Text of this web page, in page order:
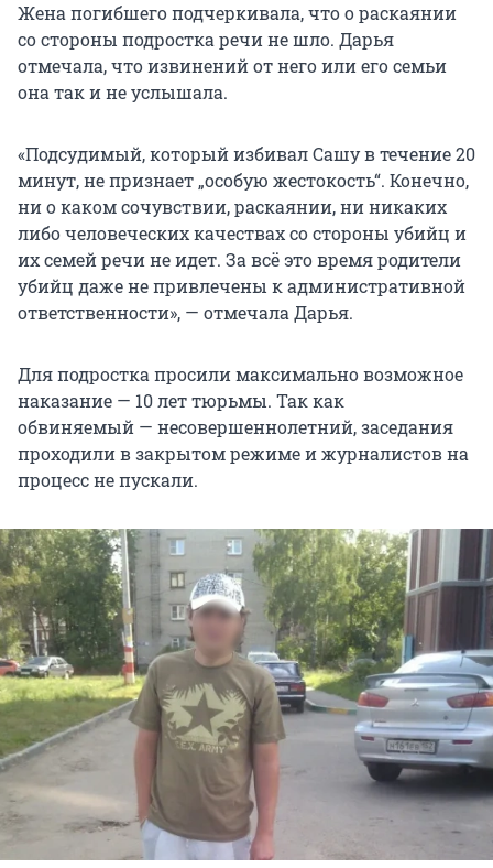
Жена погибшего подчеркивала, что о раскаянии
со стороны подростка речи не шло. Дарья
отмечала, что извинений от него или его семьи
она так и не услышала.
«Подсудимый, который избивал Сашу в течение 20
минут, не признает „особую жестокость“. Конечно,
ни о каком сочувствии, раскаянии, ни никаких
либо человеческих качествах со стороны убийц и
их семей речи не идет. За всё это время родители
убийц даже не привлечены к административной
ответственности», — отмечала Дарья.
Для подростка просили максимально возможное
наказание — 10 лет тюрьмы. Так как
обвиняемый — несовершеннолетний, заседания
проходили в закрытом режиме и журналистов на
процесс не пускали.